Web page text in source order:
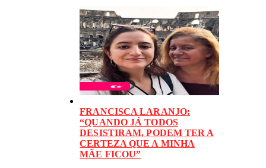
FRANCISCA LARANJO:
“QUANDO JÁ TODOS
DESISTIRAM, PODEM TER A
CERTEZA QUE A MINHA
MÃE FICOU”